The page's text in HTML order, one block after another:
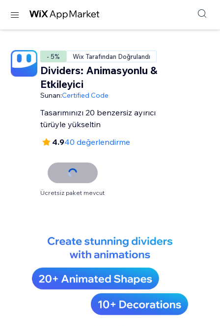
- 5% Wix Tarafından Doğrulandı
Dividers: Animasyonlu &
Etkileyici
Sunan:Certified Code
Tasarımınızı 20 benzersiz ayırıcı
türüyle yükseltin
4.940 değerlendirme
Ücretsiz paket mevcut